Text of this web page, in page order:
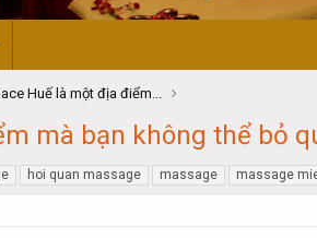
Huế là một địa điểm...
mà bạn không thể bỏ
hoi quan massage massage massage